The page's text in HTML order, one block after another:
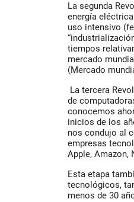
La segunda
energía
uso intensivo
tiempos
mercado
(Mercado
La tercera
de
conocemos
inicios de los
nos condujo al
empresas
Apple, Amazon,
Esta etapa
tecnológicos,
menos de 30